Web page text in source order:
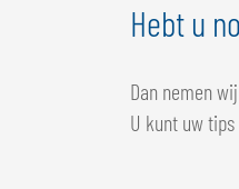
Hebt u
Dan nemen
U kunt uw